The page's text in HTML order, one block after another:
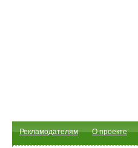
Рекламодателям О проекте